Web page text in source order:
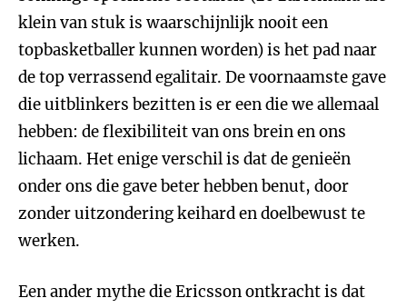
klein van stuk is waarschijnlijk nooit een
topbasketballer kunnen worden) is het pad naar
de top verrassend egalitair. De voornaamste gave
die uitblinkers bezitten is er een die we allemaal
hebben: de flexibiliteit van ons brein en ons
lichaam. Het enige verschil is dat de genieën
onder ons die gave beter hebben benut, door
zonder uitzondering keihard en doelbewust te
werken.
Een ander mythe die Ericsson ontkracht is dat